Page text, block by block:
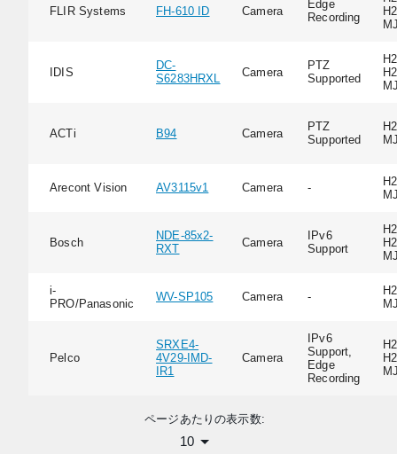
FLIR Systems FH-610 ID Camera
Edge
Recording
IDIS
DC-
S6283HRXL
Camera
PTZ
Supported
ACTi B94 Camera
PTZ
Supported
Arecont Vision AV3115v1 Camera -
Bosch
NDE-85x2-
RXT
Camera
IPv6
Support
i-
PRO/Panasonic
WV-SP105 Camera -
Pelco
SRXE4-
4V29-IMD-
IR1
Camera
IPv6
Support,
Edge
Recording
ページあたりの表示数:
10